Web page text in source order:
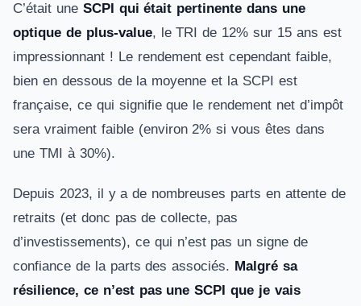
C’était une SCPI qui était pertinente dans une
optique de plus-value, le TRI de 12% sur 15 ans est
impressionnant ! Le rendement est cependant faible,
bien en dessous de la moyenne et la SCPI est
française, ce qui signifie que le rendement net d’impôt
sera vraiment faible (environ 2% si vous êtes dans
une TMI à 30%).
Depuis 2023, il y a de nombreuses parts en attente de
retraits (et donc pas de collecte, pas
d’investissements), ce qui n’est pas un signe de
confiance de la parts des associés. Malgré sa
résilience, ce n’est pas une SCPI que je vais